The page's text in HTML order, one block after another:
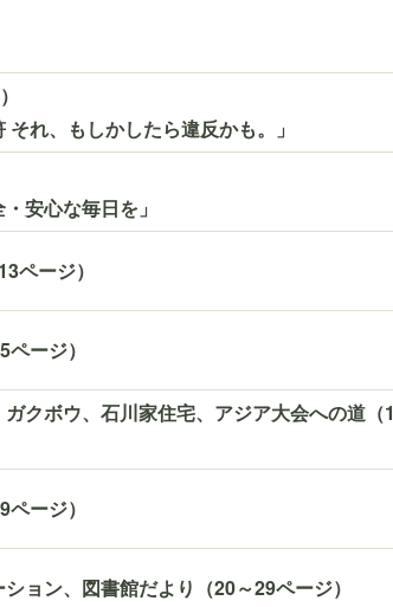
それ、もしかしたら違反かも。」
安心な毎日を」
ページ）
ージ）
クボウ、石川家住宅、アジア大会への道（1
ージ）
ョン、図書館だより（20～29ページ）